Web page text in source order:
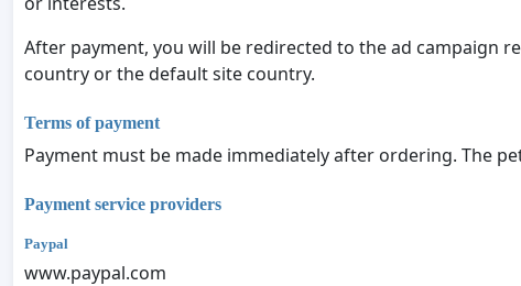
After payment, you will be redirected to the ad campaign
country or the default site country.
Terms of payment
Payment must be made immediately after ordering. The
Payment service providers
Paypal
www.paypal.com